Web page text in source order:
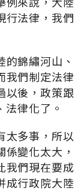
行法律，我們
錦繡河山、
們制定法律
以後，政策跟
律化了。
太多事，所以
變化太大，
我們現在要成
成行政院大陸